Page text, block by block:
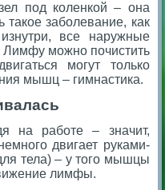
под коленкой – она
такое заболевание, как
все наружные
Лимфу можно почистить
могут только
мышц – гимнастика.
на работе – значит,
двигает руками-
тела) – у того мышцы
лимфы.